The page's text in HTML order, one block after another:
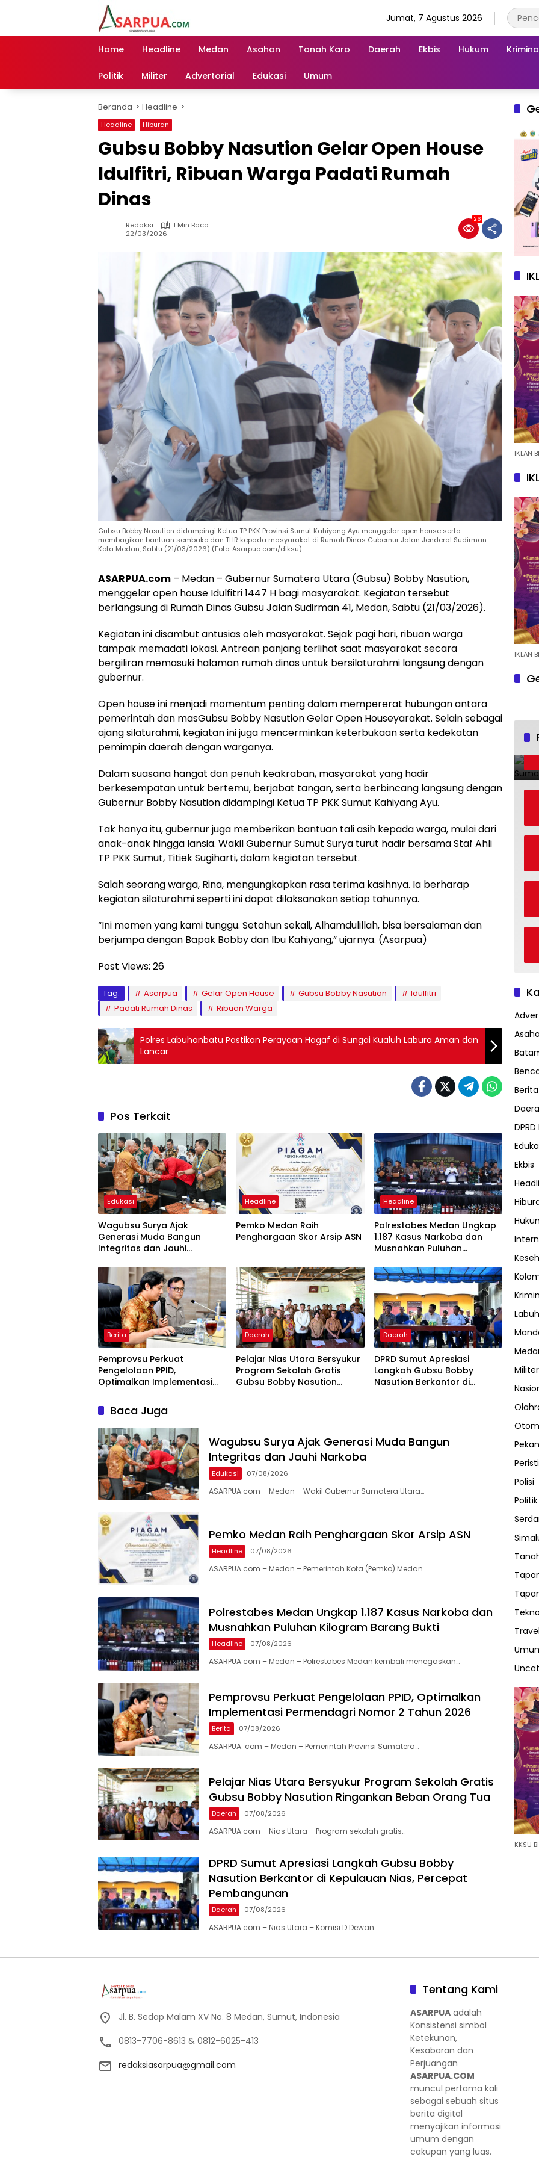
Jumat, 7 Agustus 2026
Home Headline Medan Asahan Tanah Karo Daerah Ekbis Hukum
Politik Militer Advertorial Edukasi Umum
Beranda Headline
Headline Hiburan
Gubsu Bobby Nasution Gelar Open House
Idulfitri, Ribuan Warga Padati Rumah
Dinas
Redaksi
1 Min Baca
22/03/2026
26
Gubsu Bobby Nasution didampingi Ketua TP PKK Provinsi Sumut Kahiyang Ayu menggelar open house serta
membagikan bantuan sembako dan THR kepada masyarakat di Rumah Dinas Gubernur Jalan Jenderal Sudirman
Kota Medan, Sabtu (21/03/2026) (Foto. Asarpua.com/diksu)
ASARPUA.com – Medan – Gubernur Sumatera Utara (Gubsu) Bobby Nasution,
menggelar open house Idulfitri 1447 H bagi masyarakat. Kegiatan tersebut
berlangsung di Rumah Dinas Gubsu Jalan Sudirman 41, Medan, Sabtu (21/03/2026).
Kegiatan ini disambut antusias oleh masyarakat. Sejak pagi hari, ribuan warga
tampak memadati lokasi. Antrean panjang terlihat saat masyarakat secara
bergiliran memasuki halaman rumah dinas untuk bersilaturahmi langsung dengan
gubernur.
Open house ini menjadi momentum penting dalam mempererat hubungan antara
pemerintah dan masGubsu Bobby Nasution Gelar Open Houseyarakat. Selain sebagai
ajang silaturahmi, kegiatan ini juga mencerminkan keterbukaan serta kedekatan
pemimpin daerah dengan warganya.
Dalam suasana hangat dan penuh keakraban, masyarakat yang hadir
berkesempatan untuk bertemu, berjabat tangan, serta berbincang langsung dengan
Gubernur Bobby Nasution didampingi Ketua TP PKK Sumut Kahiyang Ayu.
Tak hanya itu, gubernur juga memberikan bantuan tali asih kepada warga, mulai dari
anak-anak hingga lansia. Wakil Gubernur Sumut Surya turut hadir bersama Staf Ahli
TP PKK Sumut, Titiek Sugiharti, dalam kegiatan tersebut.
Salah seorang warga, Rina, mengungkapkan rasa terima kasihnya. Ia berharap
kegiatan silaturahmi seperti ini dapat dilaksanakan setiap tahunnya.
“Ini momen yang kami tunggu. Setahun sekali, Alhamdulillah, bisa bersalaman dan
berjumpa dengan Bapak Bobby dan Ibu Kahiyang,” ujarnya. (Asarpua)
Post Views: 26
Tag: Asarpua Gelar Open House Gubsu Bobby Nasution
Idulfitri
Padati Rumah Dinas
Ribuan Warga
Polres Labuhanbatu Pastikan Perayaan Hagaf di Sungai Kualuh Labura Aman dan
Lancar
Pos Terkait
Edukasi
Wagubsu Surya Ajak
Generasi Muda Bangun
Integritas dan Jauhi
Headline
Pemko Medan Raih
Penghargaan Skor Arsip ASN
Headline
Polrestabes Medan Ungkap
1.187 Kasus Narkoba dan
Musnahkan Puluhan
Berita
Pemprovsu Perkuat
Pengelolaan PPID,
Optimalkan Implementasi
2026
Daerah
Pelajar Nias Utara Bersyukur
Program Sekolah Gratis
Gubsu Bobby Nasution
Daerah
DPRD Sumut Apresiasi
Langkah Gubsu Bobby
Nasution Berkantor di
Baca Juga
Wagubsu Surya Ajak Generasi Muda Bangun
Integritas dan Jauhi Narkoba
Edukasi 07/08/2026
ASARPUA.com – Medan – Wakil Gubernur Sumatera Utara…
Pemko Medan Raih Penghargaan Skor Arsip ASN
Headline 07/08/2026
ASARPUA.com – Medan – Pemerintah Kota (Pemko) Medan…
Polrestabes Medan Ungkap 1.187 Kasus Narkoba dan
Musnahkan Puluhan Kilogram Barang Bukti
Headline 07/08/2026
ASARPUA.com – Medan – Polrestabes Medan kembali menegaskan…
Pemprovsu Perkuat Pengelolaan PPID, Optimalkan
Implementasi Permendagri Nomor 2 Tahun 2026
Berita 07/08/2026
ASARPUA. com – Medan – Pemerintah Provinsi Sumatera…
Pelajar Nias Utara Bersyukur Program Sekolah Gratis
Gubsu Bobby Nasution Ringankan Beban Orang Tua
Daerah 07/08/2026
ASARPUA.com – Nias Utara – Program sekolah gratis…
DPRD Sumut Apresiasi Langkah Gubsu Bobby
Nasution Berkantor di Kepulauan Nias, Percepat
Pembangunan
Daerah 07/08/2026
ASARPUA.com – Nias Utara – Komisi D Dewan…
IKLAN BI
IKLAN BI
Berita
Ekbis
Militer
Polisi
Politik
Travel
KKSU BI
Jl. B. Sedap Malam XV No. 8 Medan, Sumut, Indonesia
0813-7706-8613 & 0812-6025-413
redaksiasarpua@gmail.com
Tentang Kami
ASARPUA adalah
Konsistensi simbol
Ketekunan,
Kesabaran dan
Perjuangan
ASARPUA.COM
muncul pertama kali
sebagai sebuah situs
berita digital
menyajikan informasi
umum dengan
cakupan yang luas.